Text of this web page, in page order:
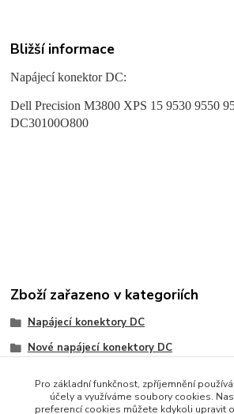
Bližší informace
Napájecí konektor DC:
Dell Precision M3800 XPS 15 9530 9550
DC30100O800
Zboží zařazeno v kategoriích
Napájecí konektory DC
Nové napájecí konektory DC
Pro základní funkčnost, zpříjemnění
účely a využíváme soubory cookies.
preferencí cookies můžete kdykoli upravit